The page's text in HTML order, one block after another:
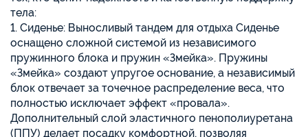
тела:
1. Сиденье: Выносливый тандем для отдыха Сиденье
оснащено сложной системой из независимого
пружинного блока и пружин «Змейка». Пружины
«Змейка» создают упругое основание, а независимый
блок отвечает за точечное распределение веса, что
полностью исключает эффект «провала».
Дополнительный слой эластичного пенополиуретана
(ППУ) делает посадку комфортной, позволяя